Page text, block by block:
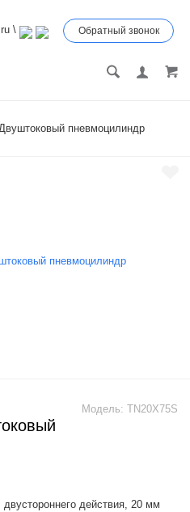
\ Обратный звонок
пневмоцилиндр
Модель: TN20X75S
действия, 20 мм